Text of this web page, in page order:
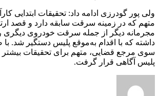
ولی پور گودرزی ادامه داد: تحقیقات ابتدایی
متهم که در زمینه سرقت سابقه دارد و قصد
مجرمانه دیگر از جمله سرقت خودروی دیگری
داشته که با اقدام به‌موقع پلیس دستگیر شد. با
سوی مرجع قضایی، متهم برای تحقیقات بیشتر
پلیس آگاهی قرار گرفت.